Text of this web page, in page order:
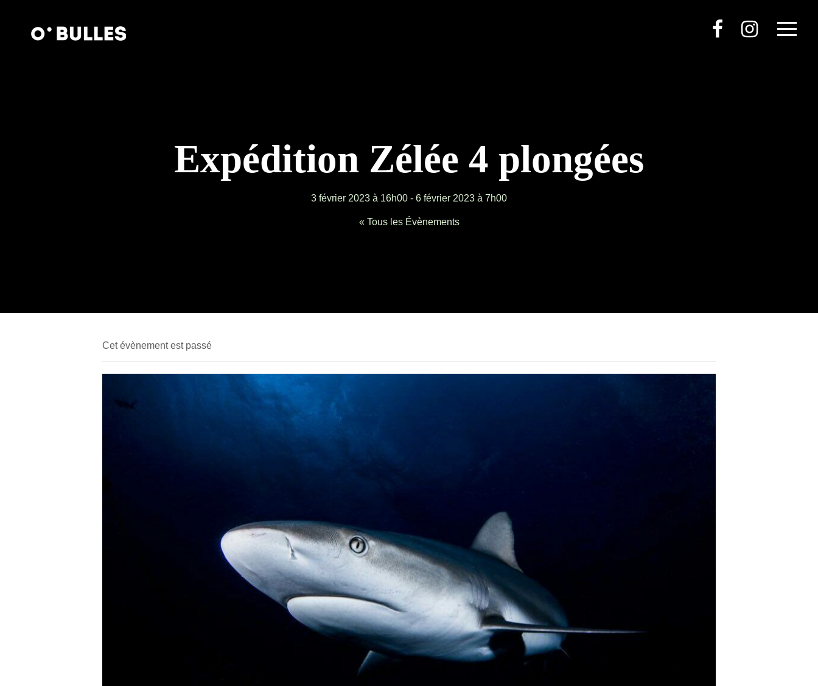
Expédition Zélée 4 plongées
3 février 2023 à 16h00 - 6 février 2023 à 7h00
« Tous les Évènements
Cet évènement est passé